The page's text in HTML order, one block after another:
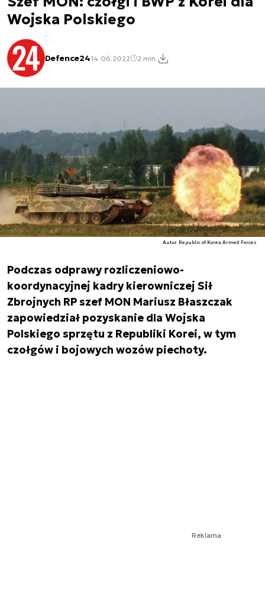
Wojska Polskiego
Defence2414.06.2022 2 min.
Autor. Republic of Korea Armed Forces
Podczas odprawy rozliczeniowo-
koordynacyjnej kadry kierowniczej Sił
Zbrojnych RP szef MON Mariusz Błaszczak
zapowiedział pozyskanie dla Wojska
Polskiego sprzętu z Republiki Korei, w tym
czołgów i bojowych wozów piechoty.
Reklama